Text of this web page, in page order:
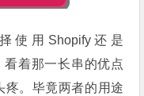
使用Shopify还是
看着那一长串的优点
疼。毕竟两者的用途